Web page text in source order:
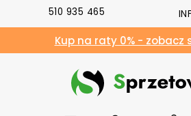
510 935 465
Kup na raty 0% - zobacz